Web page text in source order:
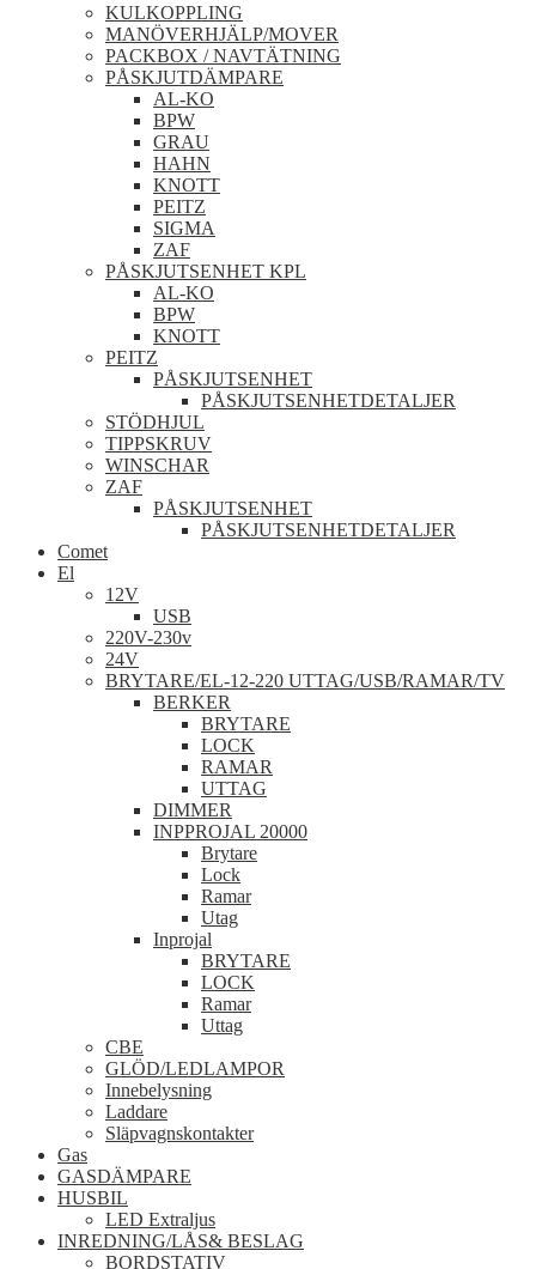
KULKOPPLING
MANÖVERHJÄLP/MOVER
PACKBOX / NAVTÄTNING
PÅSKJUTDÄMPARE
AL-KO
BPW
GRAU
HAHN
KNOTT
PEITZ
SIGMA
ZAF
PÅSKJUTSENHET KPL
AL-KO
BPW
KNOTT
PEITZ
PÅSKJUTSENHET
PÅSKJUTSENHETDETALJER
STÖDHJUL
TIPPSKRUV
WINSCHAR
ZAF
PÅSKJUTSENHET
PÅSKJUTSENHETDETALJER
Comet
El
12V
USB
220V-230v
24V
BRYTARE/EL-12-220 UTTAG/USB/RAMAR/TV
BERKER
BRYTARE
LOCK
RAMAR
UTTAG
DIMMER
INPPROJAL 20000
Brytare
Lock
Ramar
Utag
Inprojal
BRYTARE
LOCK
Ramar
Uttag
CBE
GLÖD/LEDLAMPOR
Innebelysning
Laddare
Släpvagnskontakter
Gas
GASDÄMPARE
HUSBIL
LED Extraljus
INREDNING/LÅS& BESLAG
BORDSTATIV